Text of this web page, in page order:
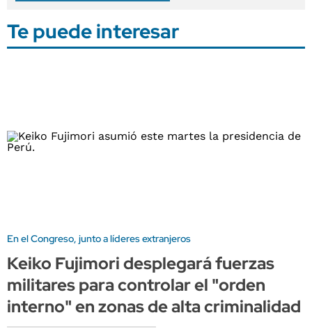
Te puede interesar
En el Congreso, junto a líderes extranjeros
Keiko Fujimori desplegará fuerzas
militares para controlar el "orden
interno" en zonas de alta criminalidad